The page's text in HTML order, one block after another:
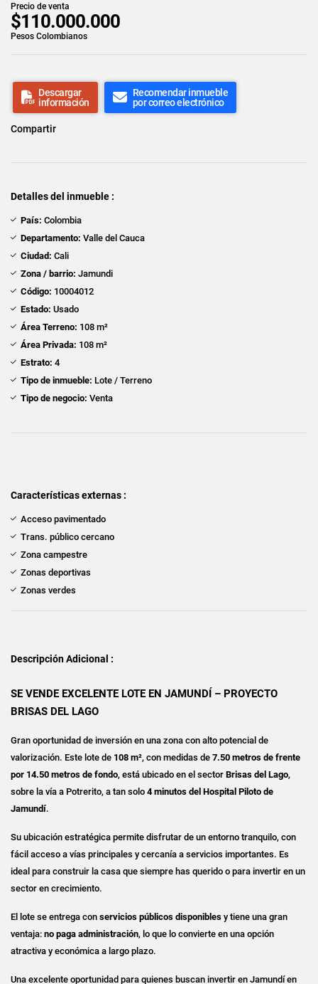
Precio de venta
$110.000.000
Pesos Colombianos
Descargar
información
Recomendar inmueble
por correo electrónico
Compartir
Detalles del inmueble :
País: Colombia
Departamento: Valle del Cauca
Ciudad: Cali
Zona / barrio: Jamundi
Código: 10004012
Estado: Usado
Área Terreno: 108 m²
Área Privada: 108 m²
Estrato: 4
Tipo de inmueble: Lote / Terreno
Tipo de negocio: Venta
Características externas :
Acceso pavimentado
Trans. público cercano
Zona campestre
Zonas deportivas
Zonas verdes
Descripción Adicional :
SE VENDE EXCELENTE LOTE EN JAMUNDÍ – PROYECTO
BRISAS DEL LAGO
Gran oportunidad de inversión en una zona con alto potencial de
valorización. Este lote de 108 m², con medidas de 7.50 metros de frente
por 14.50 metros de fondo, está ubicado en el sector Brisas del Lago,
sobre la vía a Potrerito, a tan solo 4 minutos del Hospital Piloto de
Jamundí.
Su ubicación estratégica permite disfrutar de un entorno tranquilo, con
fácil acceso a vías principales y cercanía a servicios importantes. Es
ideal para construir la casa que siempre has querido o para invertir en un
sector en crecimiento.
El lote se entrega con servicios públicos disponibles y tiene una gran
ventaja: no paga administración, lo que lo convierte en una opción
atractiva y económica a largo plazo.
Una excelente oportunidad para quienes buscan invertir en Jamundí en